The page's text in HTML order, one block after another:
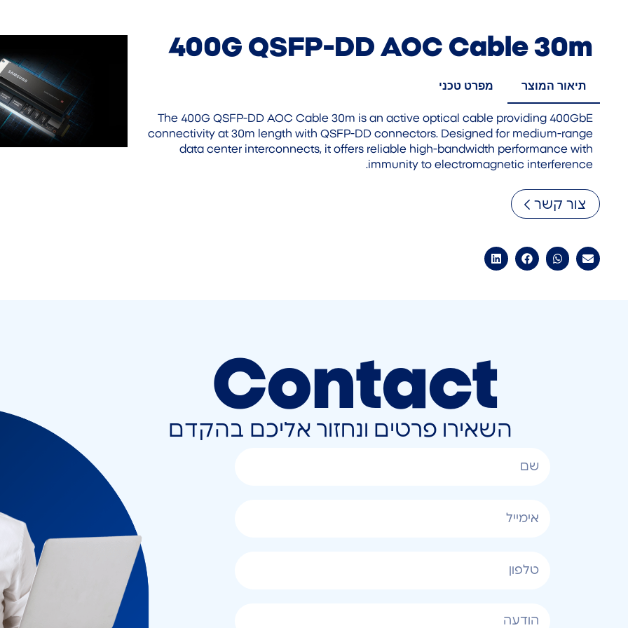
400G QSFP-DD AOC Cable 30m
תיאור המוצר מפרט טכני
The 400G QSFP-DD AOC Cable 30m is an active optical cable providing 400GbE
connectivity at 30m length with QSFP-DD connectors. Designed for medium-range
data center interconnects, it offers reliable high-bandwidth performance with
immunity to electromagnetic interference.
צור קשר
Contact
השאירו פרטים ונחזור אליכם בהקדם